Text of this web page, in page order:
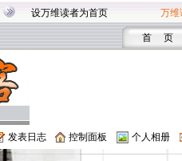
设万维读者为首页 万维
首 页
发表日志 控制面板 个人相册